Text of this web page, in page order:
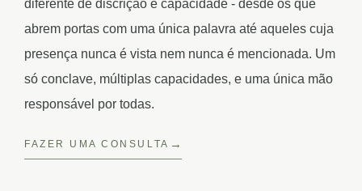
diferente de discrição e capacidade - desde os que
abrem portas com uma única palavra até aqueles cuja
presença nunca é vista nem nunca é mencionada. Um
só conclave, múltiplas capacidades, e uma única mão
responsável por todas.
FAZER UMA CONSULTA